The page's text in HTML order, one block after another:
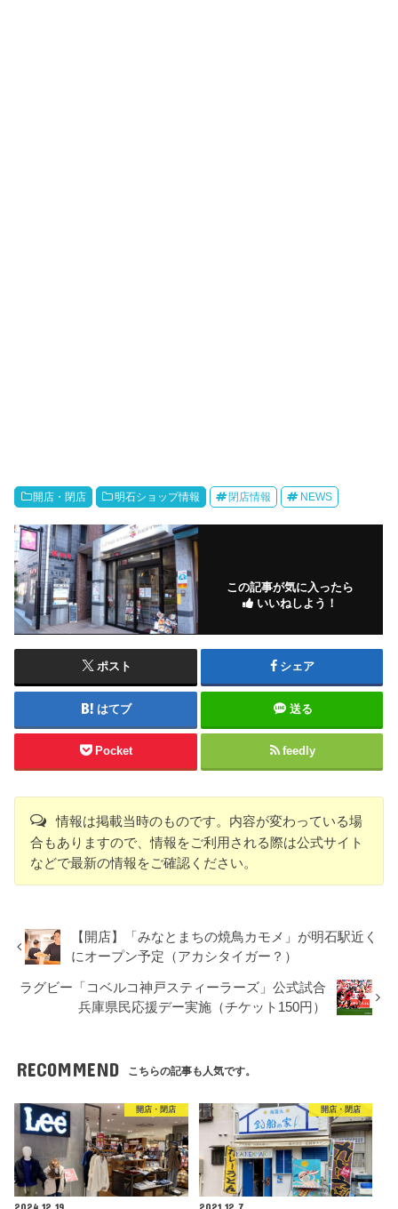
開店・閉店 明石ショップ情報 閉店情報 NEWS
この記事が気に入ったら
いいねしよう！
ポスト シェア
はてブ 送る
Pocket feedly
情報は掲載当時のものです。内容が変わっている場
合もありますので、情報をご利用される際は公式サイト
などで最新の情報をご確認ください。
【開店】「みなとまちの焼鳥カモメ」が明石駅近く
にオープン予定（アカシタイガー？）
ラグビー「コベルコ神戸スティーラーズ」公式試合
兵庫県民応援デー実施（チケット150円）
RECOMMEND こちらの記事も人気です。
開店・閉店 開店・閉店